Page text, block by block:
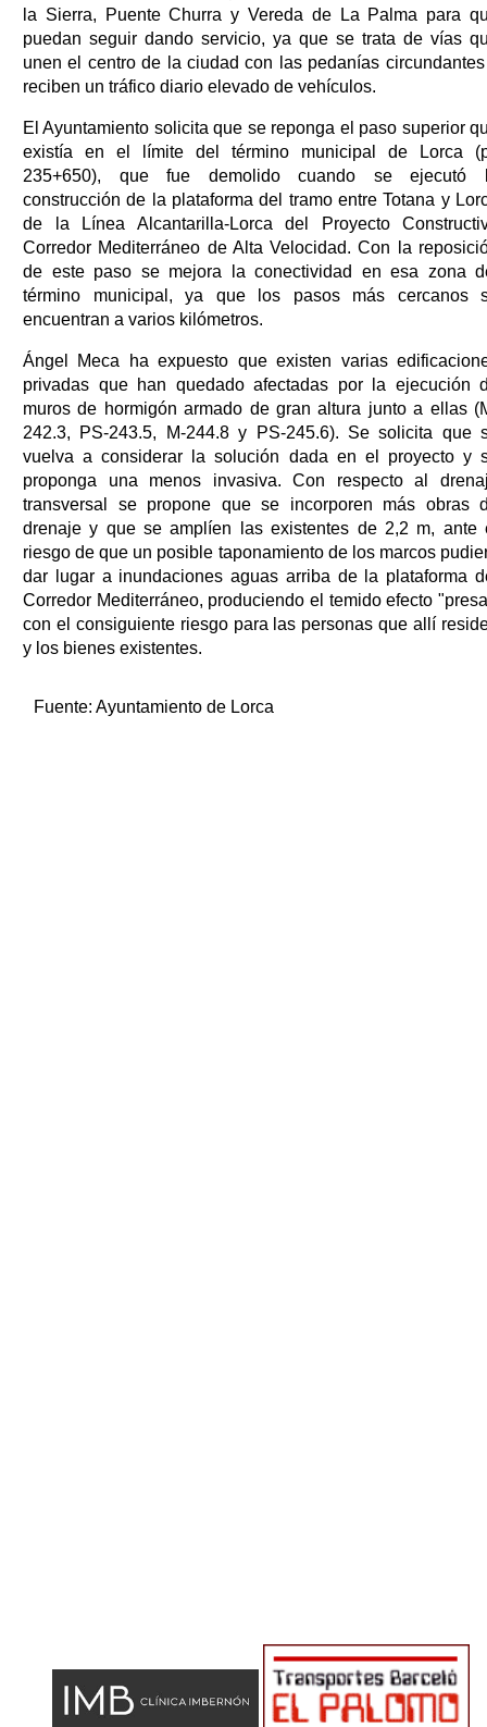
la Sierra, Puente Churra y Vereda de La Palma para
puedan seguir dando servicio, ya que se trata de vías
unen el centro de la ciudad con las pedanías
reciben un tráfico diario elevado de vehículos.
El Ayuntamiento solicita que se reponga el paso superior
existía en el límite del término municipal de Lorca
235+650), que fue demolido cuando se ejecutó
construcción de la plataforma del tramo entre Totana y
de la Línea Alcantarilla-Lorca del Proyecto
Corredor Mediterráneo de Alta Velocidad. Con la
de este paso se mejora la conectividad en esa zona
término municipal, ya que los pasos más cercanos
encuentran a varios kilómetros.
Ángel Meca ha expuesto que existen varias
privadas que han quedado afectadas por la ejecución
muros de hormigón armado de gran altura junto a ellas
242.3, PS-243.5, M-244.8 y PS-245.6). Se solicita que
vuelva a considerar la solución dada en el proyecto y
proponga una menos invasiva. Con respecto al
transversal se propone que se incorporen más obras
drenaje y que se amplíen las existentes de 2,2 m, ante
riesgo de que un posible taponamiento de los marcos
dar lugar a inundaciones aguas arriba de la plataforma
Corredor Mediterráneo, produciendo el temido efecto
con el consiguiente riesgo para las personas que allí
y los bienes existentes.
Fuente: Ayuntamiento de Lorca